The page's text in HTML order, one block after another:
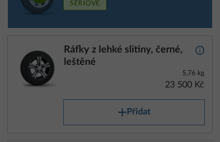
SÉRIOVĚ
Ráfky z lehké slitiny, černé,
leštěné
Další
5,76 kg
23 500 Kč
Přidat